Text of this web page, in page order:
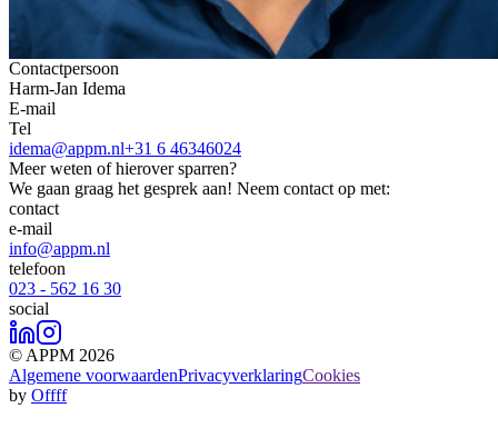
Contactpersoon
Harm-Jan Idema
E-mail
Tel
idema@appm.nl+31 6 46346024
Meer weten of hierover sparren?
We gaan graag het gesprek aan! Neem contact op met:
contact
e-mail
info@appm.nl
telefoon
023 - 562 16 30
social
© APPM 2026
Algemene voorwaardenPrivacyverklaringCookies
by Offff